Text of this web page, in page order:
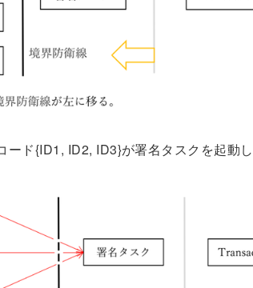
ード{ID1, ID2, ID3}が署名タスクを起動し